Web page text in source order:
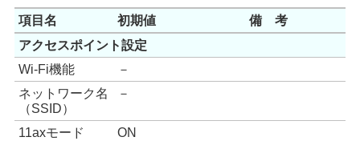
項目名 初期値
備 考
アクセスポイント設定
Wi-Fi機能
－
ネットワーク名
（SSID）
－
11axモード
ON